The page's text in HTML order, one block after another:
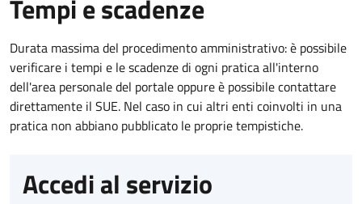
Tempi e scadenze
Durata massima del procedimento amministrativo: è possibile
verificare i tempi e le scadenze di ogni pratica all'interno
dell'area personale del portale oppure è possibile contattare
direttamente il SUE. Nel caso in cui altri enti coinvolti in una
pratica non abbiano pubblicato le proprie tempistiche.
Accedi al servizio